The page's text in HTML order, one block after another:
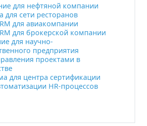
для нефтяной компании
для сети ресторанов
для авиакомпании
для брокерской компании
для научно-
предприятия
проектами в
для центра сертификации
HR-процессов